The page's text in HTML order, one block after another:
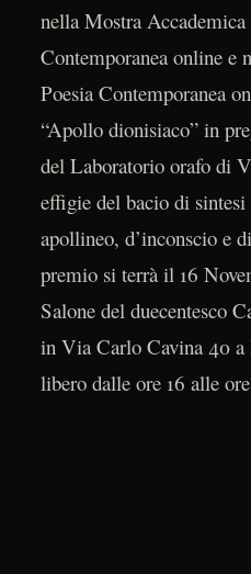
nella Mostra Accademica
Contemporanea online e
Poesia Contemporanea
“Apollo dionisiaco” in
del Laboratorio orafo di
effigie del bacio di
apollineo, d’inconscio e
premio si terrà il 16
Salone del duecentesco
in Via Carlo Cavina 40 a
libero dalle ore 16 alle